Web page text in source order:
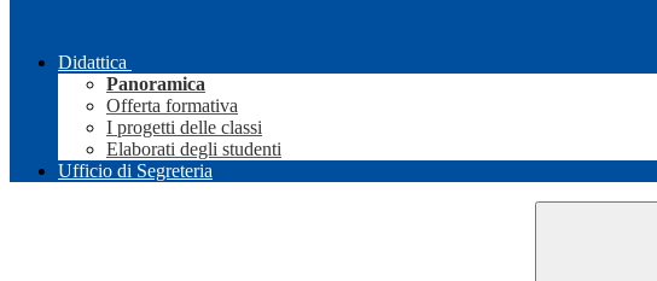
Didattica
Panoramica
Offerta formativa
I progetti delle classi
Elaborati degli studenti
Ufficio di Segreteria